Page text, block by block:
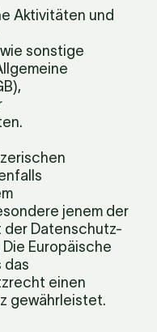
Aktivitäten und
sonstige
jenem der
der Datenschutz-
Europäische
das
einen
gewährleistet.